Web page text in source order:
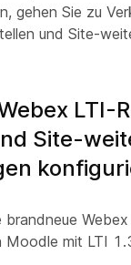
gehen Sie zu
und Site-
LTI-
Site-
brandneue
Moodle mit LTI